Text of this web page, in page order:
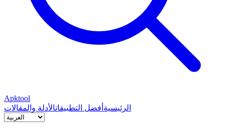
Apktool
الرئيسية أفضل التطبيقاتالأدلة والمقالات